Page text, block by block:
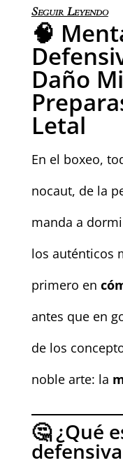
Seguir Leyendo
🧠
Daño
Letal
En el boxeo,
nocaut, de la
manda a
los auténticos
primero en
antes que en
de los
noble arte: la
🤔 ¿Qué